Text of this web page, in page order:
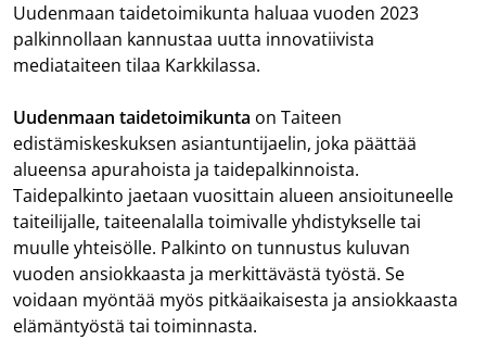
Uudenmaan taidetoimikunta haluaa vuoden 2023
palkinnollaan kannustaa uutta innovatiivista
mediataiteen tilaa Karkkilassa.
Uudenmaan taidetoimikunta on Taiteen
edistämiskeskuksen asiantuntijaelin, joka päättää
alueensa apurahoista ja taidepalkinnoista.
Taidepalkinto jaetaan vuosittain alueen ansioituneelle
taiteilijalle, taiteenalalla toimivalle yhdistykselle tai
muulle yhteisölle. Palkinto on tunnustus kuluvan
vuoden ansiokkaasta ja merkittävästä työstä. Se
voidaan myöntää myös pitkäaikaisesta ja ansiokkaasta
elämäntyöstä tai toiminnasta.